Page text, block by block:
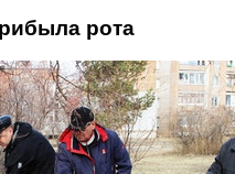
рота